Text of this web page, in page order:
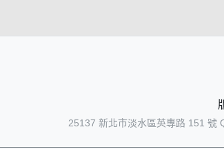
25137 新北市淡水區英專路 151 號